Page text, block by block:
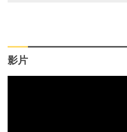
影片